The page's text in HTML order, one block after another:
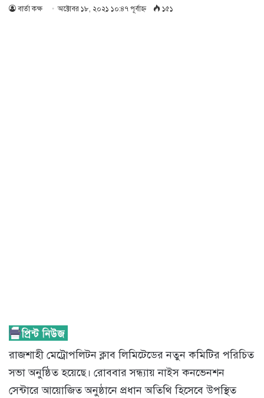
বার্তা কক্ষ অক্টোবর ১৮, ২০২১ ১০:৪৭ পূর্বাহ্ণ ১৫১
রাজশাহী মেট্রোপলিটন ক্লাব লিমিটেডের নতুন কমিটির পরিচিত
সভা অনুষ্ঠিত হয়েছে। রোববার সন্ধ্যায় নাইস কনভেনশন
সেন্টারে আয়োজিত অনুষ্ঠানে প্রধান অতিথি হিসেবে উপস্থিত